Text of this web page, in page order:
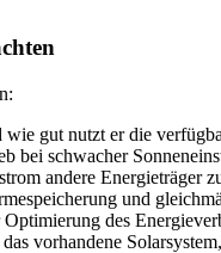
gut nutzt er die
bei schwacher
andere Energieträger
und
des
vorhandene